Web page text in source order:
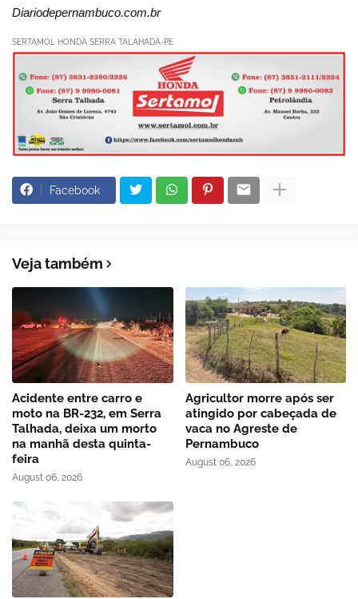
Diariodepernambuco.com.br
SERTAMOL HONDA SERRA TALAHADA-PE
Facebook
Veja também
Acidente entre carro e
moto na BR-232, em Serra
Talhada, deixa um morto
na manhã desta quinta-
feira
August 06, 2026
Agricultor morre após ser
atingido por cabeçada de
vaca no Agreste de
Pernambuco
August 06, 2026